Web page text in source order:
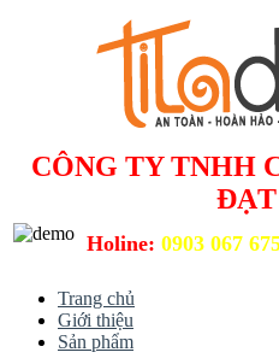
CÔNG TY TNHH
Holine: 0903 067
Trang chủ
Giới thiệu
Sản phẩm